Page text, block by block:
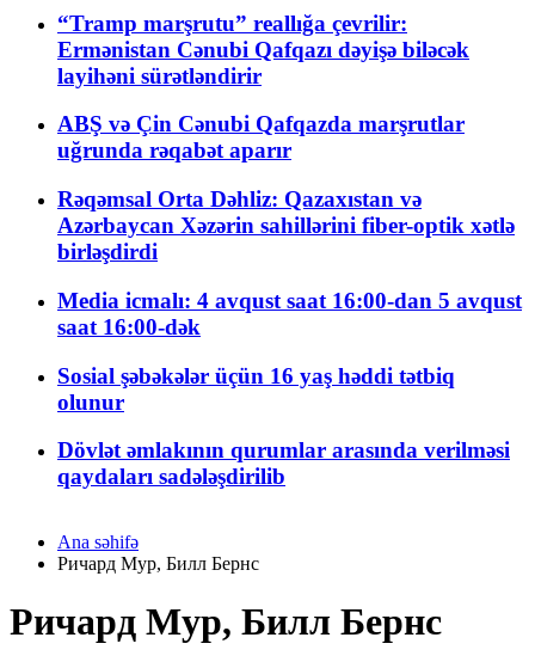
“Tramp marşrutu” reallığa çevrilir:
Ermənistan Cənubi Qafqazı dəyişə biləcək
layihəni sürətləndirir
ABŞ və Çin Cənubi Qafqazda marşrutlar
uğrunda rəqabət aparır
Rəqəmsal Orta Dəhliz: Qazaxıstan və
Azərbaycan Xəzərin sahillərini fiber-optik xətlə
birləşdirdi
Media icmalı: 4 avqust saat 16:00-dan 5 avqust
saat 16:00-dək
Sosial şəbəkələr üçün 16 yaş həddi tətbiq
olunur
Dövlət əmlakının qurumlar arasında verilməsi
qaydaları sadələşdirilib
Ana səhifə
Ричард Мур, Билл Бернс
Ричард Мур, Билл Бернс